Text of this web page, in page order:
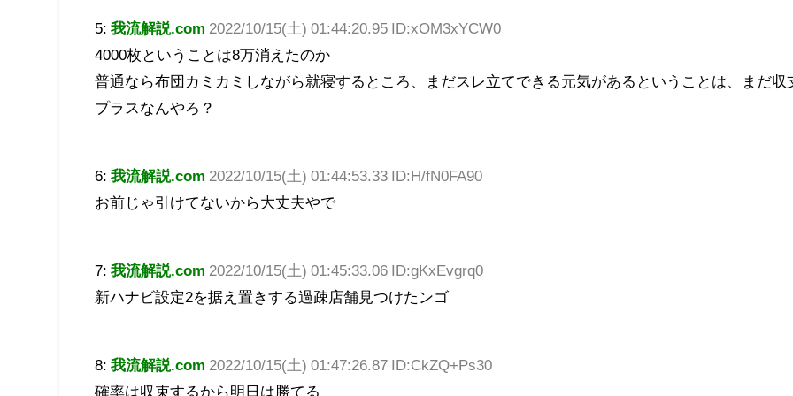
5:我流解説.com 2022/10/15(土) 01:44:20.95 ID:xOM3xYCW0
4000枚ということは8万消えたのか
普通なら布団カミカミしながら就寝するところ、まだスレ立てできる元気があるということは、まだ収
プラスなんやろ？
6:我流解説.com 2022/10/15(土) 01:44:53.33 ID:H/fN0FA90
お前じゃ引けてないから大丈夫やで
7:我流解説.com 2022/10/15(土) 01:45:33.06 ID:gKxEvgrq0
新ハナビ設定2を据え置きする過疎店舗見つけたンゴ
8:我流解説.com 2022/10/15(土) 01:47:26.87 ID:CkZQ+Ps30
確率は収束するから明日は勝てる